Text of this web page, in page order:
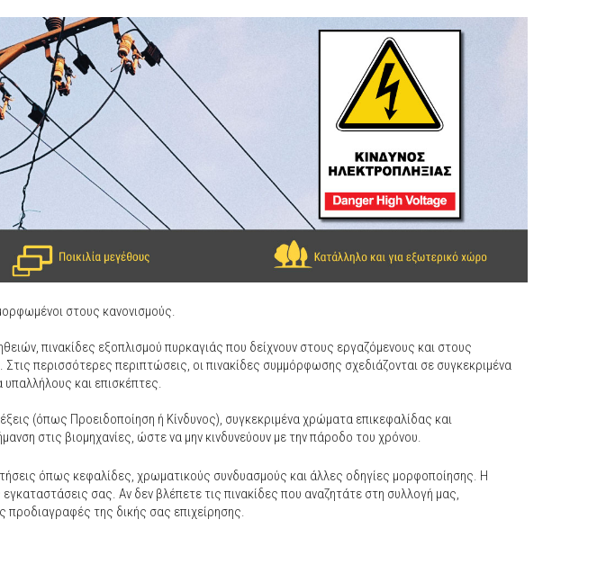
στους κανονισμούς.
πινακίδες εξοπλισμού πυρκαγιάς που δείχνουν στους εργαζόμενους και στους
περισσότερες περιπτώσεις, οι πινακίδες συμμόρφωσης σχεδιάζονται σε συγκεκριμένα
και επισκέπτες.
(όπως Προειδοποίηση ή Κίνδυνος), συγκεκριμένα χρώματα επικεφαλίδας και
στις βιομηχανίες, ώστε να μην κινδυνεύουν με την πάροδο του χρόνου.
όπως κεφαλίδες, χρωματικούς συνδυασμούς και άλλες οδηγίες μορφοποίησης. Η
σας. Αν δεν βλέπετε τις πινακίδες που αναζητάτε στη συλλογή μας,
προδιαγραφές της δικής σας επιχείρησης.